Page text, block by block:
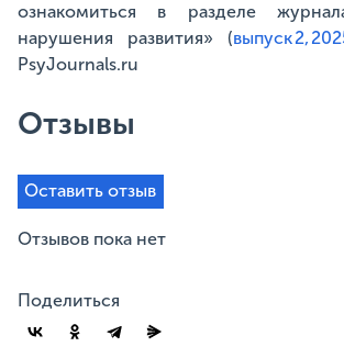
ознакомиться в разделе
нарушения развития» (выпуск 2,
PsyJournals.ru
Отзывы
Оставить отзыв
Отзывов пока нет
Поделиться